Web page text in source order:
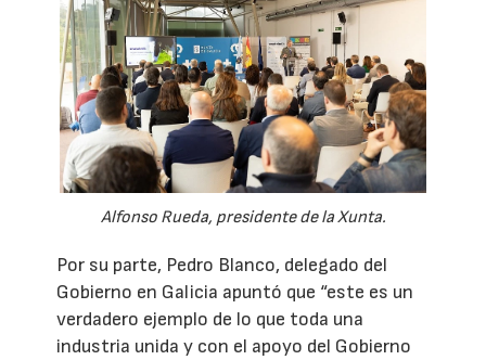
Alfonso Rueda, presidente de la Xunta.
Por su parte, Pedro Blanco, delegado del
Gobierno en Galicia apuntó que “este es un
verdadero ejemplo de lo que toda una
industria unida y con el apoyo del Gobierno